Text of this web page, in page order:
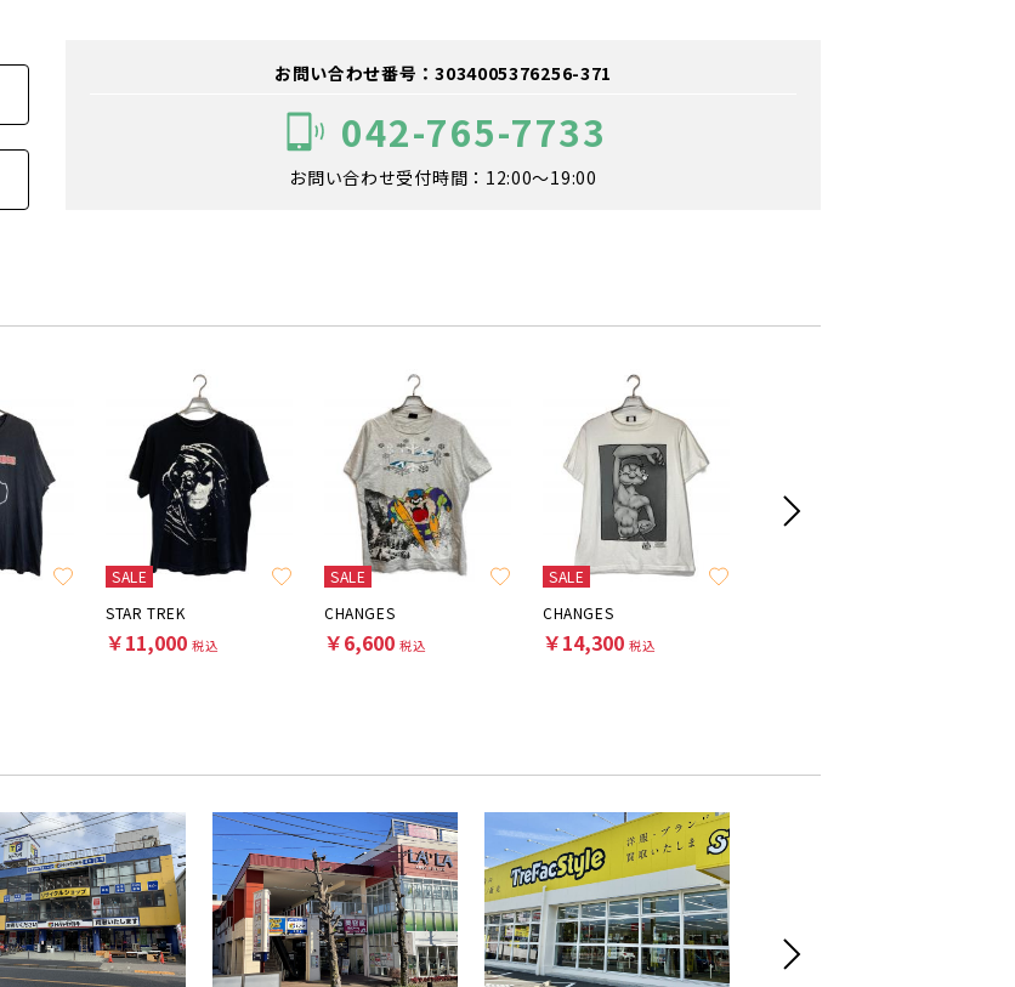
お問い合わせ番号：3034005376256-371
042-765-7733
お問い合わせ受付時間：12:00～19:00
SALE
STAR TREK
￥11,000 税込
SALE
CHANGES
￥6,600 税込
SALE
CHANGES
￥14,300 税込